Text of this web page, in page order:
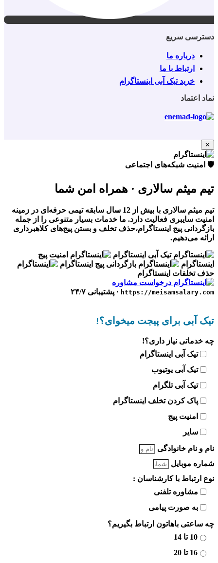
دسترسی سریع
درباره ما
ارتباط با ما
خرید تیک آبی اینستاگرام
نماد اعتماد
✕
🛡️ امنیت شبکه‌های اجتماعی
تیم میثم سالاری · همراه امن شما
تیم میثم سالاری با بیش از 12 سال سابقه تیمی حرفه‌ای در زمینه
امنیت سایبری فعالیت دارد. ما خدمات بسیار متنوعی را از جمله
بازگردانی پیج اینستاگرام،حذف تخلف و بستن پیج‌های کلاهبرداری
ارائه می‌دهیم.
تیک آبی اینستاگرام
امنیت پیج
اینستاگرام
بازگردانی پیج اینستاگرام
حذف تخلفات اینستاگرام
درخواست مشاوره
https://meisamsalary.com · پشتیبانی ۲۴/۷
تیک آبی برای پیجت میخوای؟!
چه خدماتی نیاز داری؟!
تیک آبی اینستاگرام
تیک آبی یوتیوب
تیک آبی تلگرام
پاک کردن تخلف اینستاگرام
امنیت پیج
سایر
نام و نام خانوادگی
شماره موبایل
نوع ارتباط با کارشناسان :
مشاوره تلفنی
به صورت پیامی
چه ساعتی باهاتون ارتباط بگیریم؟
10 تا 14
16 تا 20